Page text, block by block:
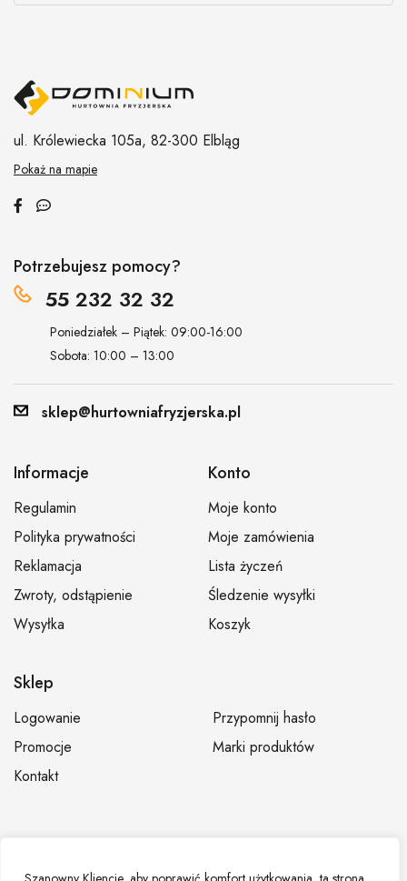
ul. Królewiecka 105a, 82-300 Elbląg
Pokaż na mapie
Potrzebujesz pomocy?
55 232 32 32
Poniedziałek – Piątek: 09:00-16:00
Sobota: 10:00 – 13:00
sklep@hurtowniafryzjerska.pl
Informacje
Regulamin
Polityka prywatności
Reklamacja
Zwroty, odstąpienie
Wysyłka
Konto
Moje konto
Moje zamówienia
Lista życzeń
Śledzenie wysyłki
Koszyk
Sklep
Logowanie
Przypomnij hasło
Promocje
Marki produktów
Kontakt